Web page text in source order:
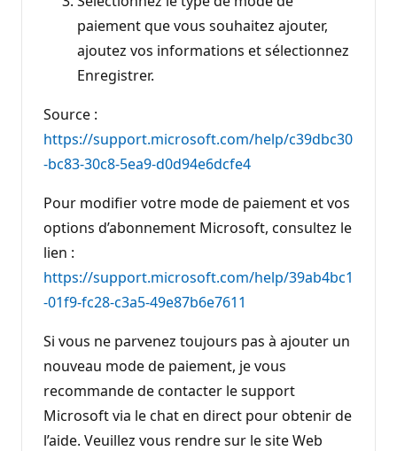
paiement que vous souhaitez ajouter,
ajoutez vos informations et sélectionnez
Enregistrer.
Source :
https://support.microsoft.com/help/c39dbc30
-bc83-30c8-5ea9-d0d94e6dcfe4
Pour modifier votre mode de paiement et vos
options d’abonnement Microsoft, consultez le
lien :
https://support.microsoft.com/help/39ab4bc1
-01f9-fc28-c3a5-49e87b6e7611
Si vous ne parvenez toujours pas à ajouter un
nouveau mode de paiement, je vous
recommande de contacter le support
Microsoft via le chat en direct pour obtenir de
l’aide. Veuillez vous rendre sur le site Web